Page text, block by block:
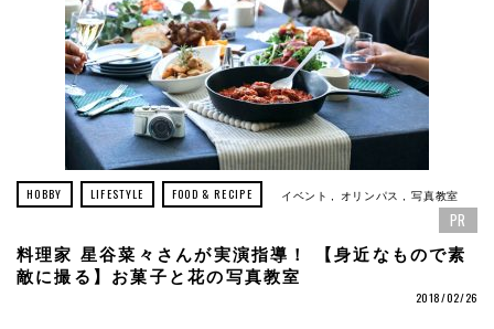
HOBBY LIFESTYLE FOOD & RECIPE イベント オリンパス 写真教室
PR
料理家 星谷菜々さんが実演指導！ 【身近なもので素
敵に撮る】お菓子と花の写真教室
2018/02/26